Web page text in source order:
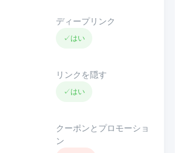
ディープリンク
✓はい
リンクを隠す
✓はい
クーポンとプロモーショ
ン